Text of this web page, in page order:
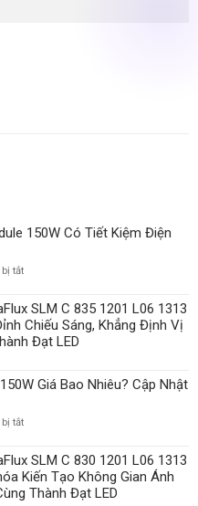
150W Có Tiết Kiệm Điện
tắtở
Pha
LED
Module
150W
Tiết
Không?
SLM C 835 1201 L06 1313
Chiếu Sáng, Khẳng Định Vị
Đạt LED
Giá Bao Nhiêu? Cập Nhật
tắtở
Pha
Module
150W
Giá
SLM C 830 1201 L06 1313
Kiến Tạo Không Gian Ánh
Thành Đạt LED